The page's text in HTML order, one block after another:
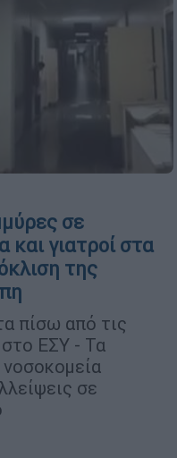
σε
και γιατροί στα
της
πίσω από τις
ΕΣΥ - Τα
σε